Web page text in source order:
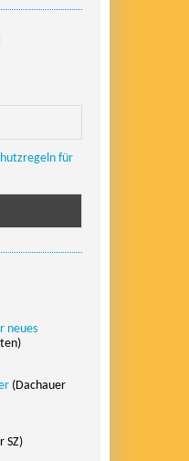
für
neues
(Dachauer
SZ)